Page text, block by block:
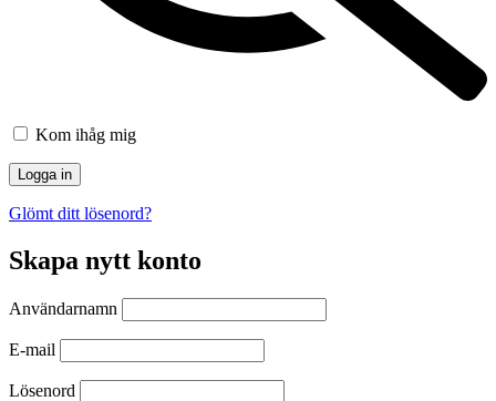
Kom ihåg mig
Glömt ditt lösenord?
Skapa nytt konto
Användarnamn
E-mail
Lösenord